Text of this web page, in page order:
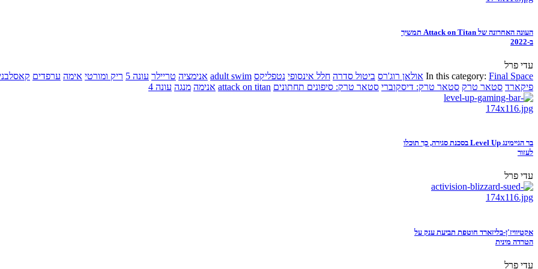
העונה האחרונה של Attack on Titan תמשיך
ב-2022
עדי פרל
In this category: Final Space אולאן רוג'רס ביטול סדרה חלל אינסופי נטפליקס adult swim אנימציה טריילר עונה 5 ריק ומורטי אימה ערפדים
פיקארד סטאר טרק סטאר טרק: דיסקוברי סטאר טרק: סיפונים תחתונים attack on titan אנימה מנגה עונה 4
בר הגיימינג Level Up בסכנת סגירה, כך תוכלו
לעזור
עדי פרל
אקטיוויז'ן-בליזארד חוטפת תביעת ענק על
הטרדה מינית
עדי פרל